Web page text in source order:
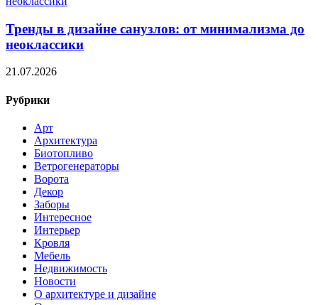
Тренды в дизайне санузлов: от минимализма до
неоклассики
21.07.2026
Рубрики
Арт
Архитектура
Биотопливо
Ветрогенераторы
Ворота
Декор
Заборы
Интересное
Интерьер
Кровля
Мебель
Недвижимость
Новости
О архитектуре и дизайне